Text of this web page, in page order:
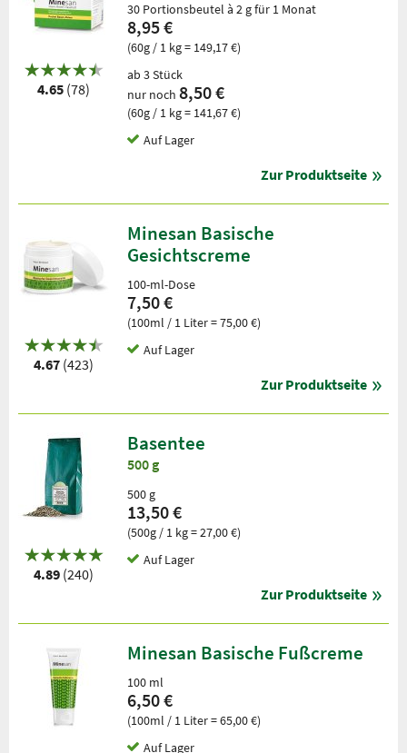
4.65 (78)
30 Portionsbeutel à 2 g für 1 Monat
8,95 €
(60g / 1 kg = 149,17 €)
ab 3 Stück
nur noch 8,50 €
(60g / 1 kg = 141,67 €)
Auf Lager
Zur Produktseite
4.67 (423)
Minesan Basische
Gesichtscreme
100-ml-Dose
7,50 €
(100ml / 1 Liter = 75,00 €)
Auf Lager
Zur Produktseite
4.89 (240)
Basentee
500 g
500 g
13,50 €
(500g / 1 kg = 27,00 €)
Auf Lager
Zur Produktseite
Minesan Basische Fußcreme
100 ml
6,50 €
(100ml / 1 Liter = 65,00 €)
Auf Lager